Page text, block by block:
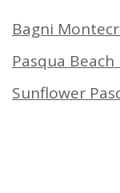
Bagni
Pasqua
Sunflower